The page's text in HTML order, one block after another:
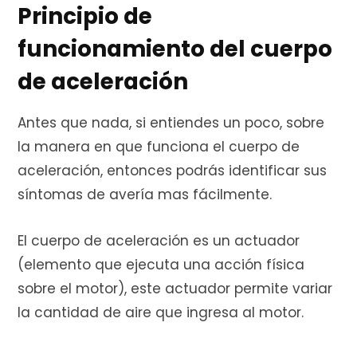
a
Principio de
funcionamiento del cuerpo
de aceleración
Antes que nada, si entiendes un poco, sobre
la manera en que funciona el cuerpo de
aceleración, entonces podrás identificar sus
síntomas de avería mas fácilmente.
El cuerpo de aceleración es un actuador
(elemento que ejecuta una acción física
sobre el motor), este actuador permite variar
la cantidad de aire que ingresa al motor.